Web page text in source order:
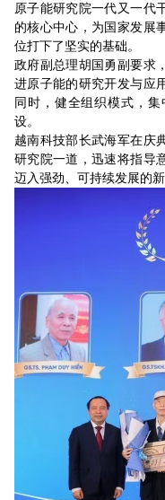
原子能研究院一代又一代
的核心中心，为国家发展
位打下了坚实的基础。
政府副总理胡国勇副要求
进原子能的研究开发与应
同时，健全组织模式，
设。
越南科技部长武海军在庆
研究院一道，迅速将指导
迈入强劲、可持续发展的新